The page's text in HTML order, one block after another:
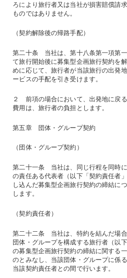
ろにより旅行者又は当社が損害賠償請
ものではありません。
（契約解除後の帰路手配）
第二十条 当社は、第十八条第一項第
て旅行開始後に募集型企画旅行契約を
めに応じて、旅行者が当該旅行の出発
ービスの手配を引き受けます。
２ 前項の場合において、出発地に戻
費用は、旅行者の負担とします。
第五章 団体・グループ契約
（団体・グループ契約）
第二十一条 当社は、同じ行程を同時
の責任ある代表者（以下「契約責任者
し込んだ募集型企画旅行契約の締結に
します。
（契約責任者）
第二十二条 当社は、特約を結んだ場
団体・グループを構成する旅行者（以
の募集型企画旅行契約の締結に関する
のとみなし、当該団体・グループに係
当該契約責任者との間で行います。